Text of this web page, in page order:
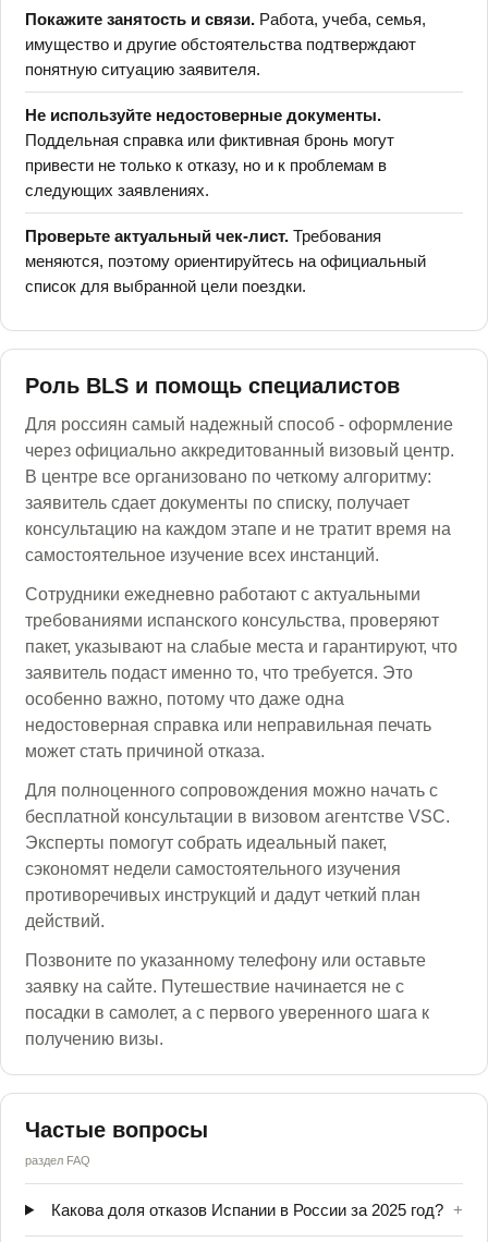
Покажите занятость и связи. Работа, учеба, семья,
имущество и другие обстоятельства подтверждают
понятную ситуацию заявителя.
Не используйте недостоверные документы.
Поддельная справка или фиктивная бронь могут
привести не только к отказу, но и к проблемам в
следующих заявлениях.
Проверьте актуальный чек-лист. Требования
меняются, поэтому ориентируйтесь на официальный
список для выбранной цели поездки.
Роль BLS и помощь специалистов
Для россиян самый надежный способ - оформление
через официально аккредитованный визовый центр.
В центре все организовано по четкому алгоритму:
заявитель сдает документы по списку, получает
консультацию на каждом этапе и не тратит время на
самостоятельное изучение всех инстанций.
Сотрудники ежедневно работают с актуальными
требованиями испанского консульства, проверяют
пакет, указывают на слабые места и гарантируют, что
заявитель подаст именно то, что требуется. Это
особенно важно, потому что даже одна
недостоверная справка или неправильная печать
может стать причиной отказа.
Для полноценного сопровождения можно начать с
бесплатной консультации в визовом агентстве VSC.
Эксперты помогут собрать идеальный пакет,
сэкономят недели самостоятельного изучения
противоречивых инструкций и дадут четкий план
действий.
Позвоните по указанному телефону или оставьте
заявку на сайте. Путешествие начинается не с
посадки в самолет, а с первого уверенного шага к
получению визы.
Частые вопросы
раздел FAQ
Какова доля отказов Испании в России за 2025 год? +